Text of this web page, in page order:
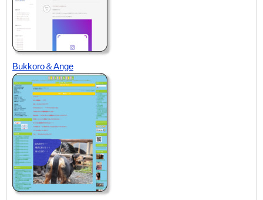
Bukkoro＆Ange